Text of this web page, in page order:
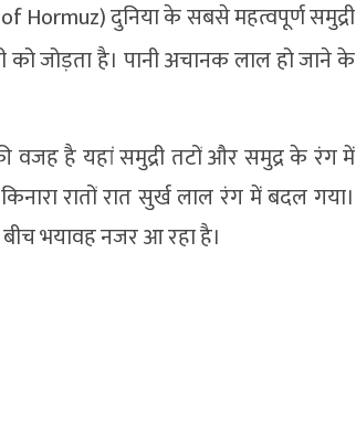
Hormuz) दुनिया के सबसे महत्वपूर्ण समुद्री
जोड़ता है। पानी अचानक लाल हो जाने के
वजह है यहां समुद्री तटों और समुद्र के रंग में
रातों रात सुर्ख लाल रंग में बदल गया।
भयावह नजर आ रहा है।